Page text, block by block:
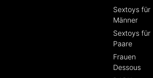
Sextoys für
Männer
Sextoys für
Paare
Frauen
Dessous